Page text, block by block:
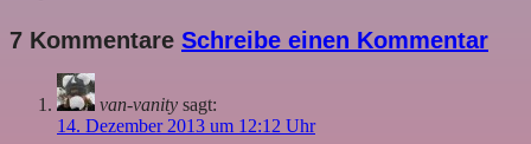
7 Kommentare Schreibe einen Kommentar
van-vanity sagt:
14. Dezember 2013 um 12:12 Uhr